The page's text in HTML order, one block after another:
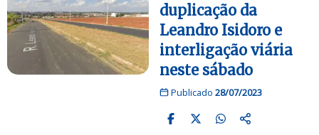
duplicação da
Leandro Isidoro e
interligação viária
neste sábado
Publicado 28/07/2023